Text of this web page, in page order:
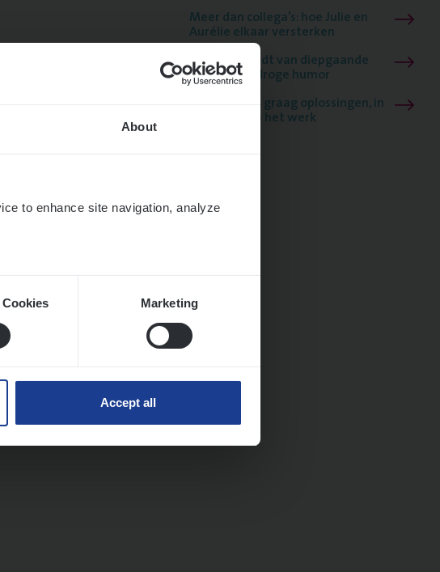
About
to enhance site navigation, analyze
Marketing
Accept all
Meer dan collega’s: hoe Julie en
Aurélie elkaar versterken
Mathias houdt van diepgaande
dossiers én droge humor
Thalia zoekt graag oplossingen, in
games én op het werk